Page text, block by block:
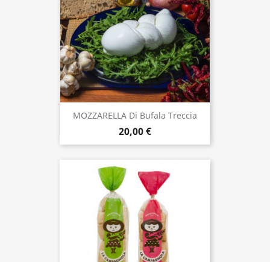
MOZZARELLA Di Bufala Treccia
20,00 €